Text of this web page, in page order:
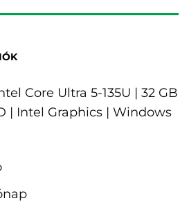
Core Ultra 5-135U | 32 GB
| Intel Graphics | Windows